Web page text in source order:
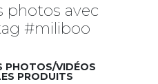
photos avec
#miliboo
PHOTOS/VIDÉOS
PRODUITS